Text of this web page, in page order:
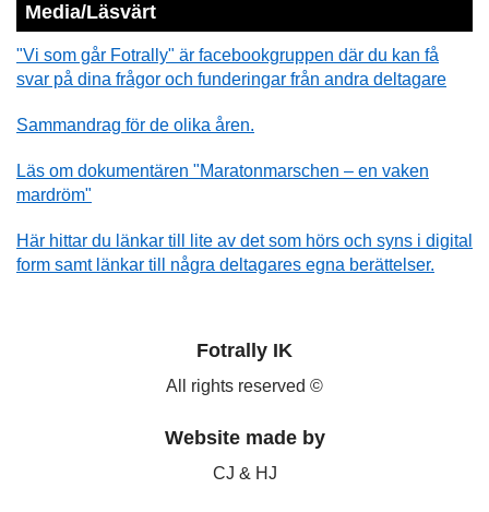
Media/Läsvärt
"Vi som går Fotrally" är facebookgruppen där du kan få
svar på dina frågor och funderingar från andra deltagare
Sammandrag för de olika åren.
Läs om dokumentären "Maratonmarschen – en vaken
mardröm"
Här hittar du länkar till lite av det som hörs och syns i digital
form samt länkar till några deltagares egna berättelser.
Fotrally IK
All rights reserved ©
Website made by
CJ & HJ